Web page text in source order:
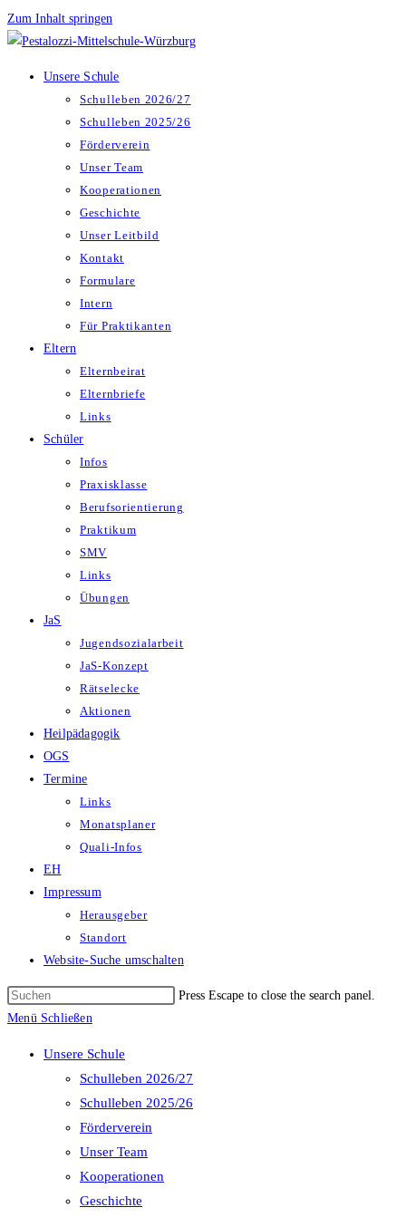
Zum Inhalt springen
Unsere Schule
Schulleben 2026/27
Schulleben 2025/26
Förderverein
Unser Team
Kooperationen
Geschichte
Unser Leitbild
Kontakt
Formulare
Intern
Für Praktikanten
Eltern
Elternbeirat
Elternbriefe
Links
Schüler
Infos
Praxisklasse
Berufsorientierung
Praktikum
SMV
Links
Übungen
JaS
Jugendsozialarbeit
JaS-Konzept
Rätselecke
Aktionen
Heilpädagogik
OGS
Termine
Links
Monatsplaner
Quali-Infos
EH
Impressum
Herausgeber
Standort
Website-Suche umschalten
Press Escape to close the search panel.
Menü Schließen
Unsere Schule
Schulleben 2026/27
Schulleben 2025/26
Förderverein
Unser Team
Kooperationen
Geschichte